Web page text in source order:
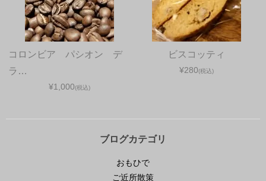
コロンビア パシオン デ
ラ…
¥1,000(税込)
ビスコッティ
¥280(税込)
ブログカテゴリ
おもひで
ご近所散策